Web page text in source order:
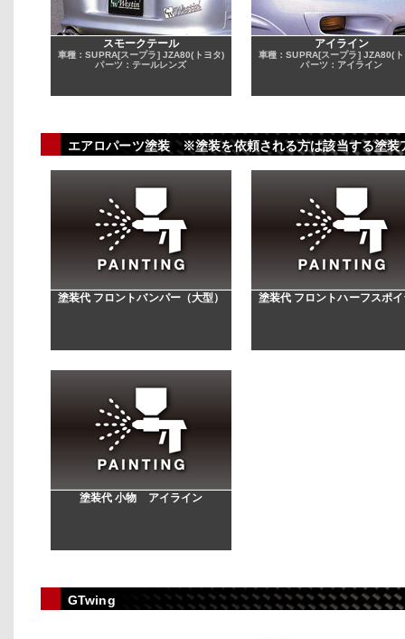
スモークテール
車種：SUPRA[スープラ] JZA80(トヨタ)
パーツ：テールレンズ
アイライン
車種：SUPRA[スープラ] JZA80(ト
パーツ：アイライン
エアロパーツ塗装 ※塗装を依頼される方は該当する塗装
塗装代 フロントバンパー（大型） 塗装代 フロントハーフスポ
塗装代 小物 アイライン
GTwing